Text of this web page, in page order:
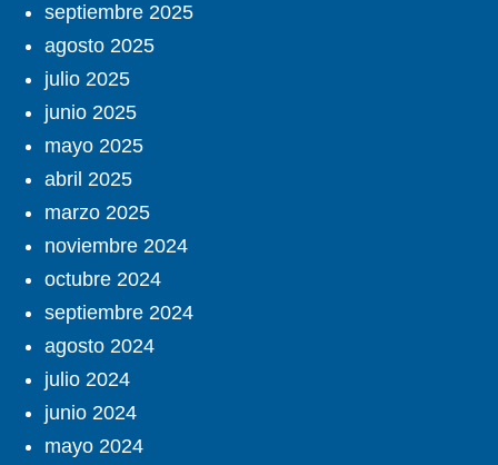
septiembre 2025
agosto 2025
julio 2025
junio 2025
mayo 2025
abril 2025
marzo 2025
noviembre 2024
octubre 2024
septiembre 2024
agosto 2024
julio 2024
junio 2024
mayo 2024